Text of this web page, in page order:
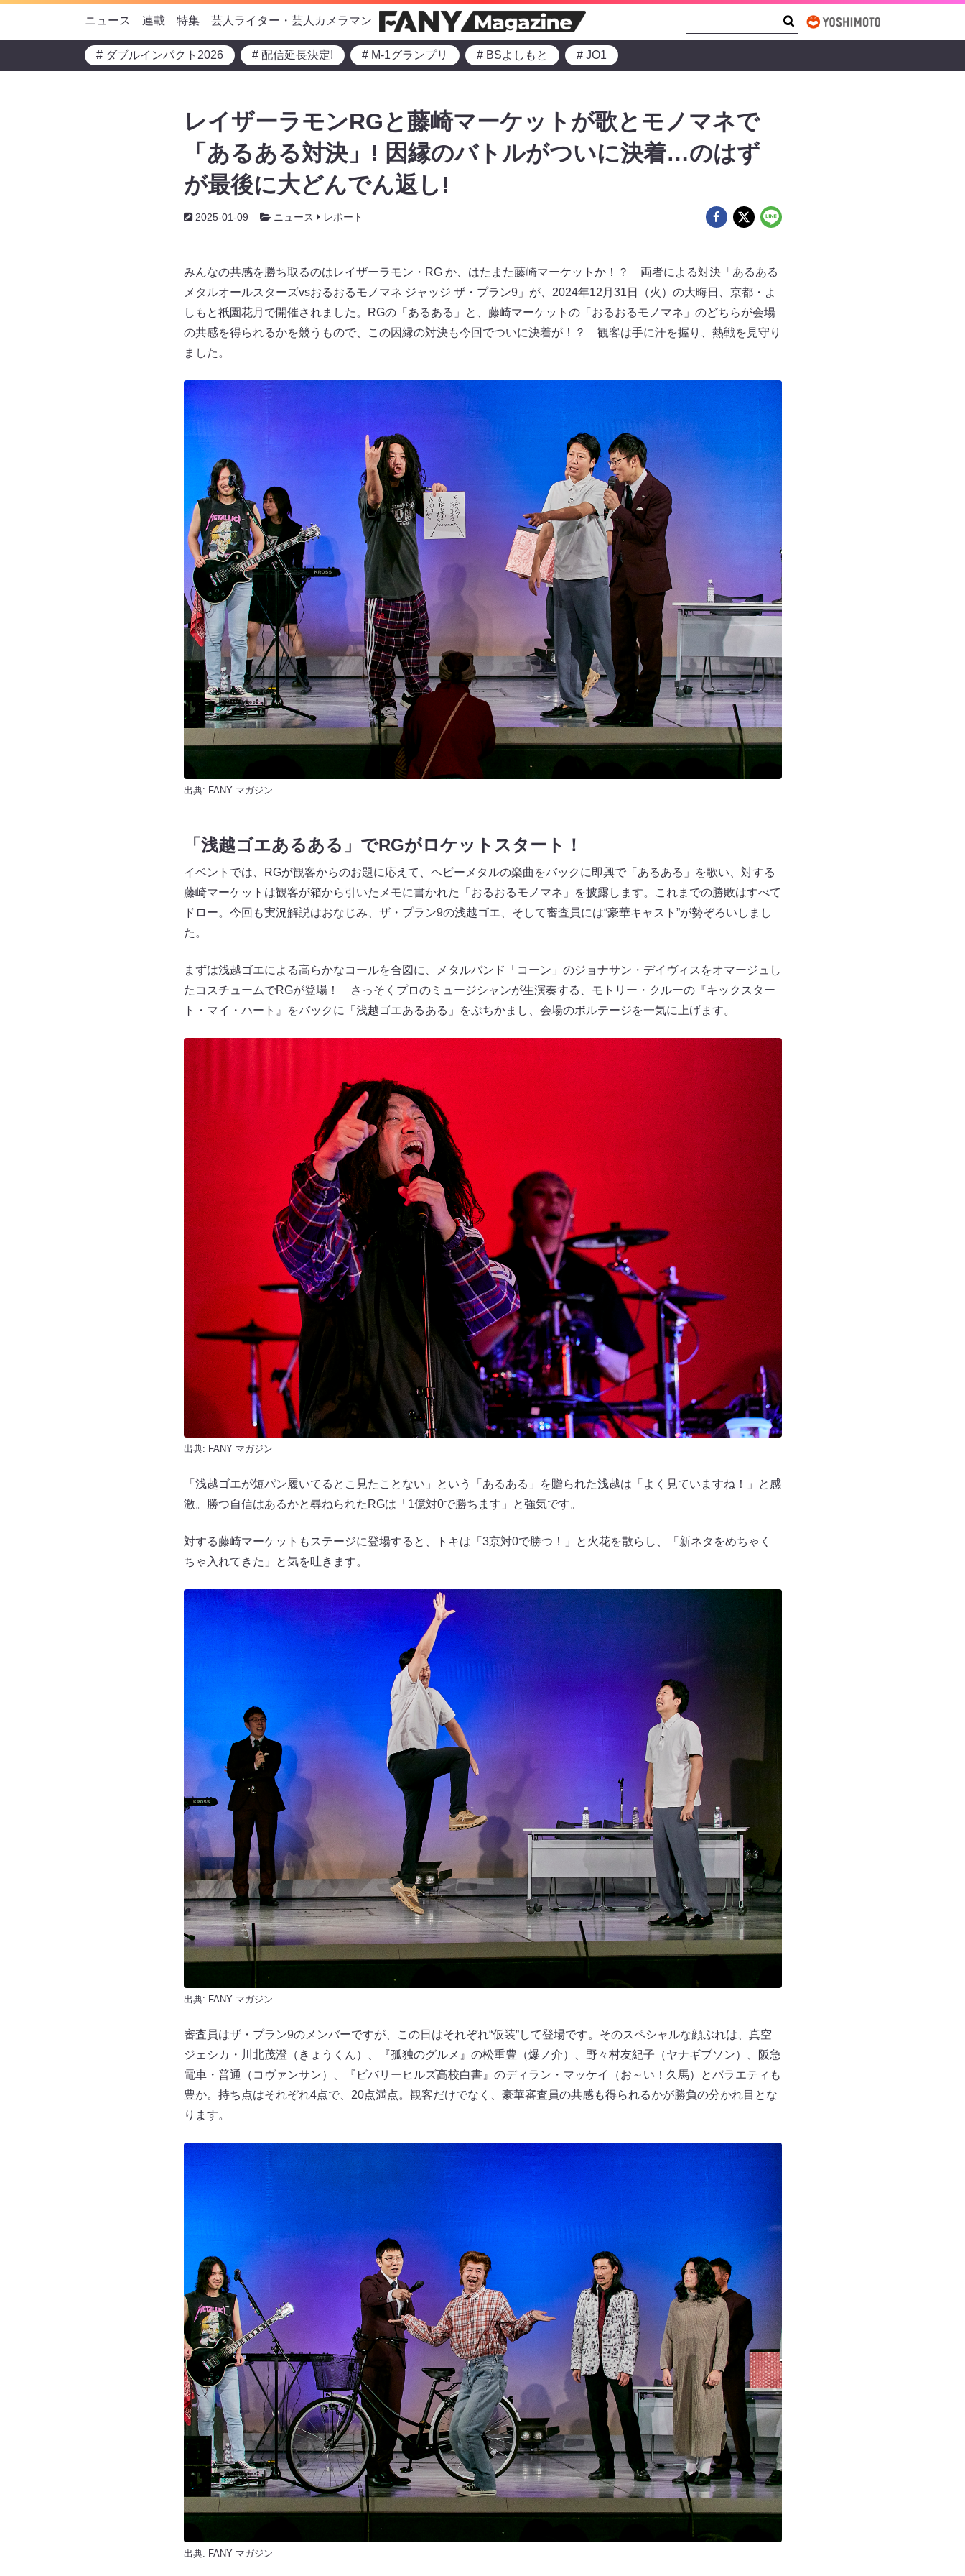
ニュース 連載 特集 芸人ライター・芸人カメラマン
# ダブルインパクト2026 # 配信延長決定! # M-1グランプリ # BSよしもと # JO1
レイザーラモンRGと藤崎マーケットが歌とモノマネで
「あるある対決」! 因縁のバトルがついに決着…のはず
が最後に大どんでん返し!
2025-01-09 ニュース レポート
みんなの共感を勝ち取るのはレイザーラモン・RG か、はたまた藤崎マーケットか！？ 両者による対決「あるある
メタルオールスターズvsおるおるモノマネ ジャッジ ザ・プラン9」が、2024年12月31日（火）の大晦日、京都・よ
しもと祇園花月で開催されました。RGの「あるある」と、藤崎マーケットの「おるおるモノマネ」のどちらが会場
の共感を得られるかを競うもので、この因縁の対決も今回でついに決着が！？ 観客は手に汗を握り、熱戦を見守り
ました。
出典: FANY マガジン
「浅越ゴエあるある」でRGがロケットスタート！
イベントでは、RGが観客からのお題に応えて、ヘビーメタルの楽曲をバックに即興で「あるある」を歌い、対する
藤崎マーケットは観客が箱から引いたメモに書かれた「おるおるモノマネ」を披露します。これまでの勝敗はすべて
ドロー。今回も実況解説はおなじみ、ザ・プラン9の浅越ゴエ、そして審査員には“豪華キャスト”が勢ぞろいしまし
た。
まずは浅越ゴエによる高らかなコールを合図に、メタルバンド「コーン」のジョナサン・デイヴィスをオマージュし
たコスチュームでRGが登場！ さっそくプロのミュージシャンが生演奏する、モトリー・クルーの『キックスター
ト・マイ・ハート』をバックに「浅越ゴエあるある」をぶちかまし、会場のボルテージを一気に上げます。
出典: FANY マガジン
「浅越ゴエが短パン履いてるとこ見たことない」という「あるある」を贈られた浅越は「よく見ていますね！」と感
激。勝つ自信はあるかと尋ねられたRGは「1億対0で勝ちます」と強気です。
対する藤崎マーケットもステージに登場すると、トキは「3京対0で勝つ！」と火花を散らし、「新ネタをめちゃく
ちゃ入れてきた」と気を吐きます。
出典: FANY マガジン
審査員はザ・プラン9のメンバーですが、この日はそれぞれ“仮装”して登場です。そのスペシャルな顔ぶれは、真空
ジェシカ・川北茂澄（きょうくん）、『孤独のグルメ』の松重豊（爆ノ介）、野々村友紀子（ヤナギブソン）、阪急
電車・普通（コヴァンサン）、『ビバリーヒルズ高校白書』のディラン・マッケイ（お～い！久馬）とバラエティも
豊か。持ち点はそれぞれ4点で、20点満点。観客だけでなく、豪華審査員の共感も得られるかが勝負の分かれ目とな
ります。
出典: FANY マガジン